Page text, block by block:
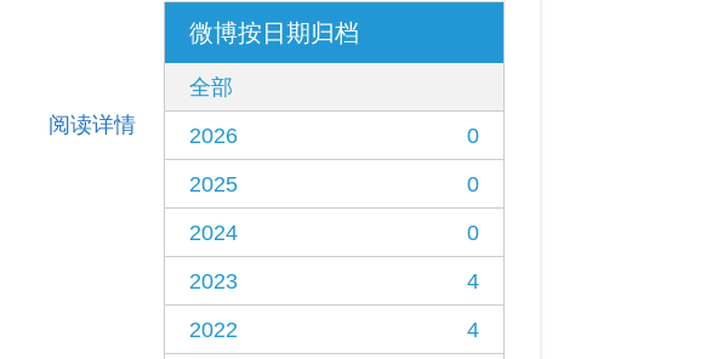
阅读详情
微博按日期归档
全部
2026
0
2025
0
2024
0
2023
4
2022
4